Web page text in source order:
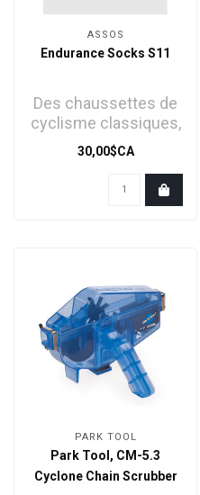
ASSOS
Endurance Socks S11
Des chaussettes de
cyclisme classiques,
conçues pour être
respirantes et rafra..
30,00$CA
PARK TOOL
Park Tool, CM-5.3
Cyclone Chain Scrubber